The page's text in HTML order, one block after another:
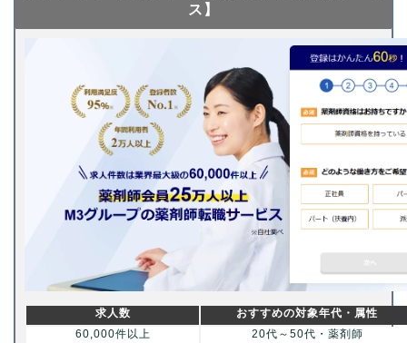
ス】
求人数
おすすめの対象年代・属性
60,000件以上
20代～50代・薬剤師